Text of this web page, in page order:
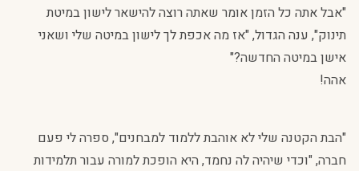
"אבל אתה כל הזמן אומר שאתה רוצה להישאר לישון במיטת
תינוק", ענה הגדול, "אז מה אכפת לך לישון במיטה שלי ושאני
אישן במיטה החדשה?"
אהה!
"הבת הקטנה שלי לא אוהבת ללמוד למבחנים", ספרה לי פעם
חברה, "וכדי שיהיה לה נחמד, היא הופכת למורה עבור תלמידות